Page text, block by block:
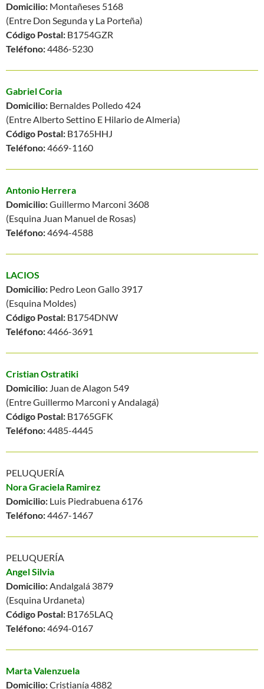
Domicilio: Montañeses 5168
(Entre Don Segunda y La Porteña)
Código Postal: B1754GZR
Teléfono:4486-5230
Gabriel Coria
Domicilio: Bernaldes Polledo 424
(Entre Alberto Settino E Hilario de Almeria)
Código Postal: B1765HHJ
Teléfono:4669-1160
Antonio Herrera
Domicilio:Guillermo Marconi 3608
(Esquina Juan Manuel de Rosas)
Teléfono:4694-4588
LACIOS
Domicilio: Pedro Leon Gallo 3917
(Esquina Moldes)
Código Postal: B1754DNW
Teléfono:4466-3691
Cristian Ostratiki
Domicilio: Juan de Alagon 549
(Entre Guillermo Marconi y Andalagá)
Código Postal: B1765GFK
Teléfono:4485-4445
PELUQUERÍA
Nora Graciela Ramirez
Domicilio: Luis Piedrabuena 6176
Teléfono:4467-1467
PELUQUERÍA
Angel Silvia
Domicilio:Andalgalá 3879
(Esquina Urdaneta)
Código Postal: B1765LAQ
Teléfono:4694-0167
Marta Valenzuela
Domicilio:Cristianía 4882